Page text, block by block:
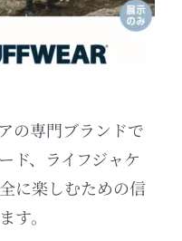
の専門ブランドで
ド、ライフジャケ
に楽しむための信
す。